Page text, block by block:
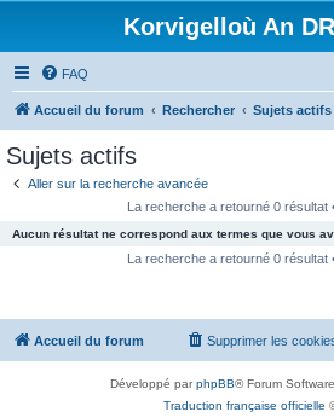
Korvigelloù An
FAQ
Accueil du forum Rechercher Sujets actifs
Sujets actifs
Aller sur la recherche avancée
La recherche a retourné 0 résultat
Aucun résultat ne correspond aux termes que vous
La recherche a retourné 0 résultat
Accueil du forum Supprimer les
Développé parphpBB® Forum
Traduction française officielle